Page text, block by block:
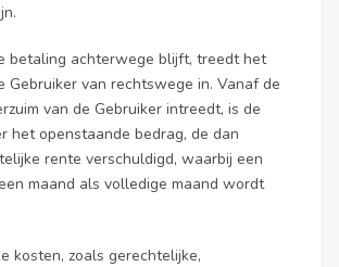
betaling achterwege blijft, treedt het
Gebruiker van rechtswege in. Vanaf de
van de Gebruiker intreedt, is de
het openstaande bedrag, de dan
rente verschuldigd, waarbij een
maand als volledige maand wordt
kosten, zoals gerechtelijke,